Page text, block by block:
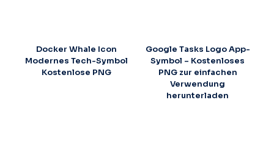
Docker Whale Icon
Modernes Tech-Symbol
Kostenlose PNG
Google Tasks Logo App-
Symbol – Kostenloses
PNG zur einfachen
Verwendung
herunterladen